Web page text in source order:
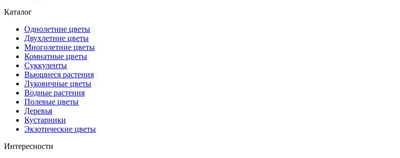
Каталог
Однолетние цветы
Двухлетние цветы
Многолетние цветы
Комнатные цветы
Суккуленты
Вьющиеся растения
Луковичные цветы
Водные растения
Полевые цветы
Деревья
Кустарники
Экзотические цветы
Интересности